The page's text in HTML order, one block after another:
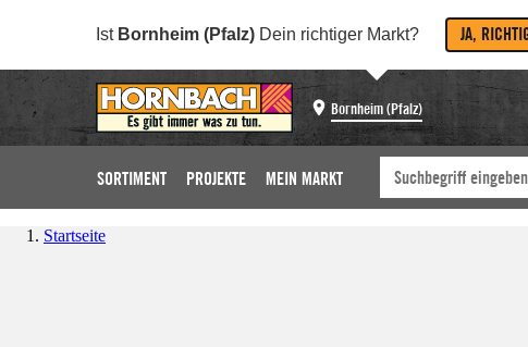
Ist Bornheim (Pfalz) Dein richtiger Markt? JA,
Bornheim (Pfalz)
SORTIMENT PROJEKTE MEIN MARKT
Startseite